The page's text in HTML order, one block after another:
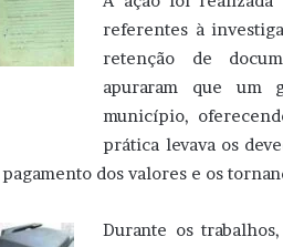
referentes à
retenção de
apuraram que um
município,
prática levava os
dos valores e os
Durante os